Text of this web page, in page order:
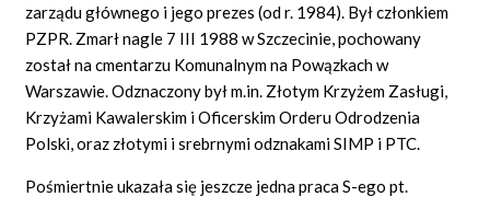
zarządu głównego i jego prezes (od r. 1984). Był członkiem
PZPR. Zmarł nagle 7 III 1988 w Szczecinie, pochowany
został na cmentarzu Komunalnym na Powązkach w
Warszawie. Odznaczony był m.in. Złotym Krzyżem Zasługi,
Krzyżami Kawalerskim i Oficerskim Orderu Odrodzenia
Polski, oraz złotymi i srebrnymi odznakami SIMP i PTC.
Pośmiertnie ukazała się jeszcze jedna praca S-ego pt.